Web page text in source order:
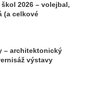
2026 – volejbal,
(a celkové
– architektonický
výstavy